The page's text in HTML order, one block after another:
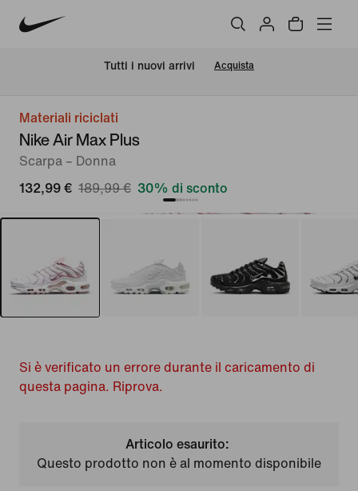
Tutti i nuovi arrivi Acquista
Materiali riciclati
Nike Air Max Plus
Scarpa – Donna
132,99 € 189,99 € 30% di sconto
Si è verificato un errore durante il caricamento di
questa pagina. Riprova.
Articolo esaurito:
Questo prodotto non è al momento disponibile